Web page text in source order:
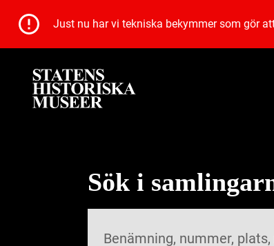
Just nu har vi tekniska bekymmer som gör
Sök i